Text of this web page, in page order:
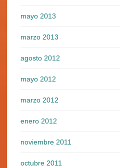
mayo 2013
marzo 2013
agosto 2012
mayo 2012
marzo 2012
enero 2012
noviembre 2011
octubre 2011